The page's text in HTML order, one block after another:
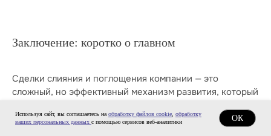
Заключение: коротко о главном
Сделки слияния и поглощения компании — это
сложный, но эффективный механизм развития, который
географию присутствия и повышать стоимость
Используя сайт, вы соглашаетесь наобработку файлов cookie, обработку
ваших персональных данных с помощью сервисов веб-аналитики ОК